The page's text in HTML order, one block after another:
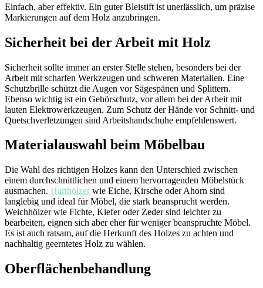
Einfach, aber effektiv. Ein guter Bleistift ist unerlässlich, um präzise
Markierungen auf dem Holz anzubringen.
Sicherheit bei der Arbeit mit Holz
Sicherheit sollte immer an erster Stelle stehen, besonders bei der
Arbeit mit scharfen Werkzeugen und schweren Materialien. Eine
Schutzbrille schützt die Augen vor Sägespänen und Splittern.
Ebenso wichtig ist ein Gehörschutz, vor allem bei der Arbeit mit
lauten Elektrowerkzeugen. Zum Schutz der Hände vor Schnitt- und
Quetschverletzungen sind Arbeitshandschuhe empfehlenswert.
Materialauswahl beim Möbelbau
Die Wahl des richtigen Holzes kann den Unterschied zwischen
einem durchschnittlichen und einem hervorragenden Möbelstück
ausmachen. Harthölzer wie Eiche, Kirsche oder Ahorn sind
langlebig und ideal für Möbel, die stark beansprucht werden.
Weichhölzer wie Fichte, Kiefer oder Zeder sind leichter zu
bearbeiten, eignen sich aber eher für weniger beanspruchte Möbel.
Es ist auch ratsam, auf die Herkunft des Holzes zu achten und
nachhaltig geerntetes Holz zu wählen.
Oberflächenbehandlung